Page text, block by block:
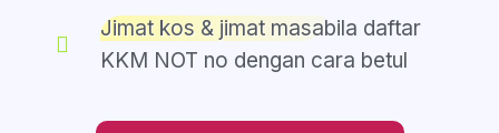
Jimat kos & jimat masabila daftar
KKM NOT no dengan cara betul